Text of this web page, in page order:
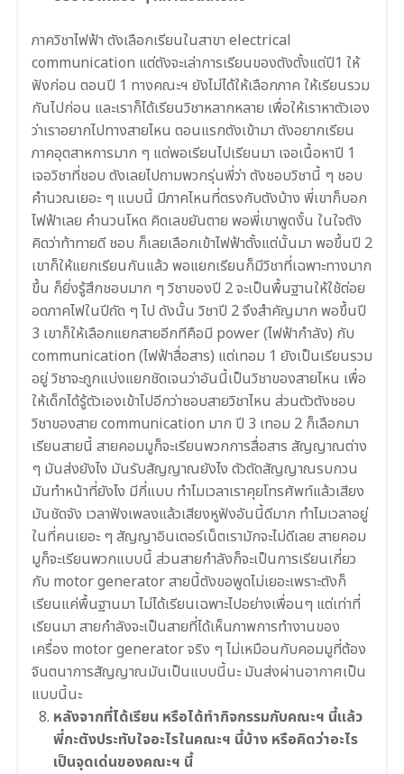
ภาควิชาไฟฟ้า ตังเลือกเรียนในสาขา electrical
communication แต่ตังจะเล่าการเรียนของตังตั้งแต่ปี1 ให้
ฟังก่อน ตอนปี 1 ทางคณะฯ ยังไม่ได้ให้เลือกภาค ให้เรียนรวม
กันไปก่อน และเราก็ได้เรียนวิชาหลากหลาย เพื่อให้เราหาตัวเอง
ว่าเราอยากไปทางสายไหน ตอนแรกตังเข้ามา ตังอยากเรียน
ภาคอุตสาหการมาก ๆ แต่พอเรียนไปเรียนมา เจอเนื้อหาปี 1
เจอวิชาที่ชอบ ตังเลยไปถามพวกรุ่นพี่ว่า ตังชอบวิชานี้ ๆ ชอบ
คำนวณเยอะ ๆ แบบนี้ มีภาคไหนที่ตรงกับตังบ้าง พี่เขาก็บอก
ไฟฟ้าเลย คำนวนโหด คิดเลขยันตาย พอพี่เขาพูดงั้น ในใจตัง
คิดว่าท้าทายดี ชอบ ก็เลยเลือกเข้าไฟฟ้าตั้งแต่นั้นมา พอขึ้นปี 2
เขาก็ให้แยกเรียนกันแล้ว พอแยกเรียนก็มีวิชาที่เฉพาะทางมาก
ขึ้น ก็ยิ่งรู้สึกชอบมาก ๆ วิชาของปี 2 จะเป็นพื้นฐานให้ใช้ต่อย
อดภาคไฟในปีถัด ๆ ไป ดังนั้น วิชาปี 2 จึงสำคัญมาก พอขึ้นปี
3 เขาก็ให้เลือกแยกสายอีกทีคือมี power (ไฟฟ้ากำลัง) กับ
communication (ไฟฟ้าสื่อสาร) แต่เทอม 1 ยังเป็นเรียนรวม
อยู่ วิชาจะถูกแบ่งแยกชัดเจนว่าอันนี้เป็นวิชาของสายไหน เพื่อ
ให้เด็กได้รู้ตัวเองเข้าไปอีกว่าชอบสายวิชาไหน ส่วนตัวตังชอบ
วิชาของสาย communication มาก ปี 3 เทอม 2 ก็เลือกมา
เรียนสายนี้ สายคอมมูก็จะเรียนพวกการสื่อสาร สัญญาณต่าง
ๆ มันส่งยังไง มันรับสัญญาณยังไง ตัวตัดสัญญาณรบกวน
มันทำหน้าที่ยังไง มีกี่แบบ ทำไมเวลาเราคุยโทรศัพท์แล้วเสียง
มันชัดจัง เวลาฟังเพลงแล้วเสียงหูฟังอันนี้ดีมาก ทำไมเวลาอยู่
ในที่คนเยอะ ๆ สัญญาอินเตอร์เน็ตเรามักจะไม่ดีเลย สายคอม
มูก็จะเรียนพวกแบบนี้ ส่วนสายกำลังก็จะเป็นการเรียนเกี่ยว
กับ motor generator สายนี้ตังขอพูดไม่เยอะเพราะตังก็
เรียนแค่พื้นฐานมา ไม่ได้เรียนเฉพาะไปอย่างเพื่อนๆ แต่เท่าที่
เรียนมา สายกำลังจะเป็นสายที่ได้เห็นภาพการทำงานของ
เครื่อง motor generator จริง ๆ ไม่เหมือนกับคอมมูที่ต้อง
จินตนาการสัญญาณมันเป็นแบบนี้นะ มันส่งผ่านอากาศเป็น
แบบนี้นะ
หลังจากที่ได้เรียน หรือได้ทำกิจกรรมกับคณะฯ นี้แล้ว
พี่กะตังประทับใจอะไรในคณะฯ นี้บ้าง หรือคิดว่าอะไร
เป็นจุดเด่นของคณะฯ นี้